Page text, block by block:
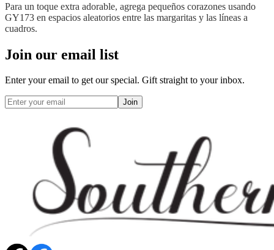
Para un toque extra adorable, agrega pequeños corazones usando
GY173 en espacios aleatorios entre las margaritas y las líneas a
cuadros.
Join our email list
Enter your email to get our special. Gift straight to your inbox.
Join